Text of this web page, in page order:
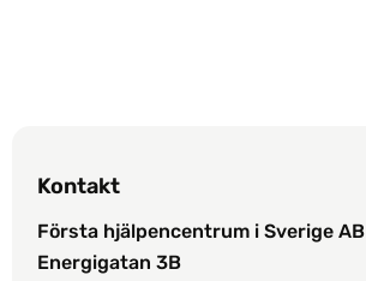
Kontakt
Första hjälpencentrum i Sverige AB
Energigatan 3B